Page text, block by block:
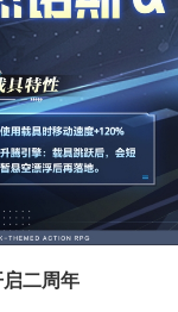
二周年